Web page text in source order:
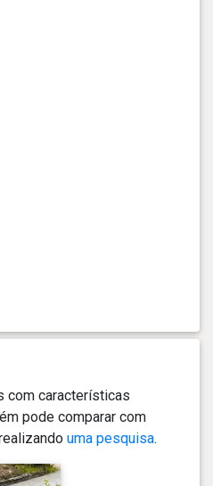
com características
pode comparar com
uma pesquisa.